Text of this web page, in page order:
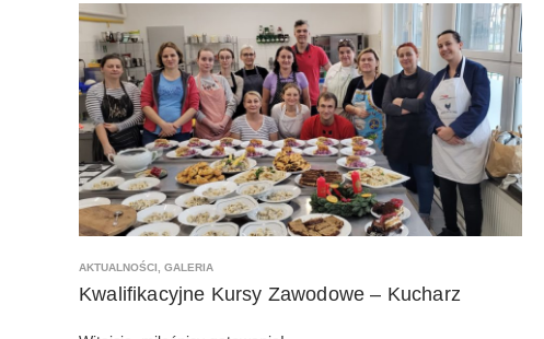
AKTUALNOŚCI GALERIA
Kwalifikacyjne Kursy Zawodowe – Kucharz